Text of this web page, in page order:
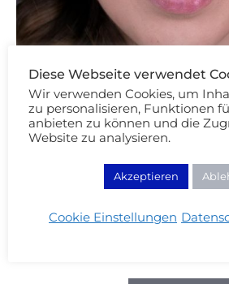
Tipps & Tutorials
Up Tutorial
Diese Webseite verwendet
Wir verwenden Cookies, um
zu personalisieren, Funktionen
anbieten zu können und die
Website zu analysieren.
Akzeptieren
Cookie Einstellungen